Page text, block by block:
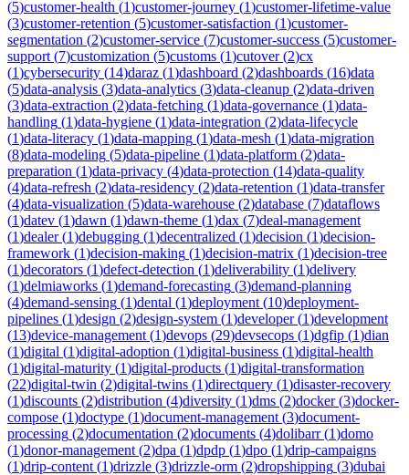
(5)customer-health (1)customer-journey (1)customer-lifetime-value
(3)customer-retention (5)customer-satisfaction (1)customer-
segmentation (2)customer-service (7)customer-success (5)customer-
support (7)customization (5)customs (1)cutover(2)cx
(1)cybersecurity (14)daraz (1)dashboard (2)dashboards (16)data
(5)data-analysis (3)data-analytics (3)data-cleanup (2)data-driven
(3)data-extraction (2)data-fetching (1)data-governance (1)data-
handling (1)data-hygiene (1)data-integration (2)data-lifecycle
(1)data-literacy (1)data-mapping (1)data-mesh (1)data-migration
(8)data-modeling (5)data-pipeline (1)data-platform (2)data-
preparation (1)data-privacy (4)data-protection (14)data-quality
(4)data-refresh (2)data-residency (2)data-retention (1)data-transfer
(4)data-visualization (5)data-warehouse (2)database (7)dataflows
(1)datev (1)dawn (1)dawn-theme (1)dax (7)deal-management
(1)dealer(1)debugging (1)decentralized (1)decision (1)decision-
framework (1)decision-making (1)decision-matrix (1)decision-tree
(1)decorators (1)defect-detection (1)deliverability (1)delivery
(1)delmiaworks (1)demand-forecasting (3)demand-planning
(4)demand-sensing (1)dental (1)deployment (10)deployment-
pipelines (1)design (2)design-system (1)developer(1)development
(13)device-management (1)devops (29)devsecops (1)dgfip (1)dian
(1)digital (1)digital-adoption (1)digital-business (1)digital-health
(1)digital-maturity (1)digital-products (1)digital-transformation
(22)digital-twin (2)digital-twins (1)directquery (1)disaster-recovery
(1)discounts (2)distribution (4)diversity (1)dms (2)docker(3)docker-
compose (1)doctype (1)document-management (3)document-
processing (2)documentation (2)documents (4)dolibarr(1)domo
(1)donor-management (2)dpa (1)dpdp (1)dpo (1)drip-campaigns
(1)drip-content (1)drizzle (3)drizzle-orm (2)dropshipping (3)dubai